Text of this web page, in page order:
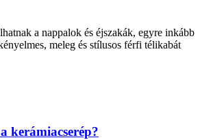
a nappalok és éjszakák, egyre inkább
meleg és stílusos férfi télikabát
kerámiacserép?